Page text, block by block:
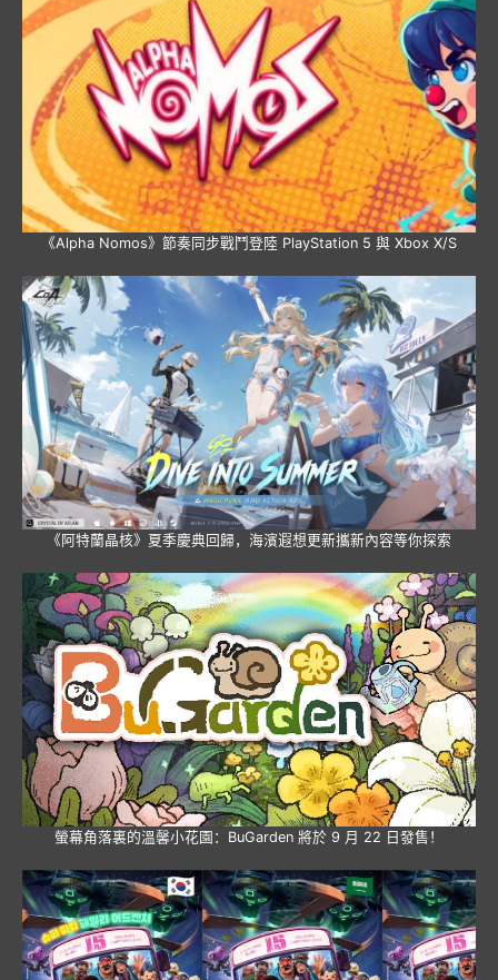
《Alpha Nomos》節奏同步戰鬥登陸 PlayStation 5 與 Xbox X/S
《阿特蘭晶核》夏季慶典回歸，海濱遐想更新攜新內容等你探索
螢幕角落裏的溫馨小花園：BuGarden 將於 9 月 22 日發售！